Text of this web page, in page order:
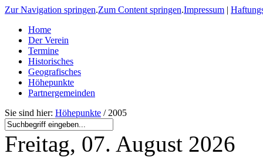
Zur Navigation springen.Zum Content springen.Impressum |
Home
Der Verein
Termine
Historisches
Geografisches
Höhepunkte
Partnergemeinden
Sie sind hier: Höhepunkte / 2005
Freitag, 07. August 2026